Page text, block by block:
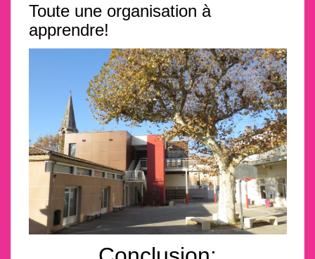
Toute une organisation à
apprendre!